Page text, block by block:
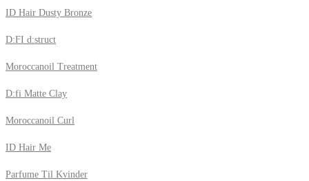
ID Hair Dusty Bronze
D:FI d:struct
Moroccanoil Treatment
D:fi Matte Clay
Moroccanoil Curl
ID Hair Me
Parfume Til Kvinder